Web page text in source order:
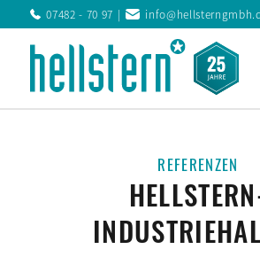
07482 - 70 97
REFERENZEN